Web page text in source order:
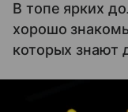
В топе ярких
хорошо
которых знают